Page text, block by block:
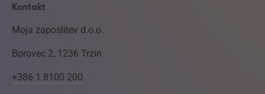
Kontakt
Moja zaposlitev d.o.o.
Borovec 2, 1236 Trzin
+386 1 8100 200